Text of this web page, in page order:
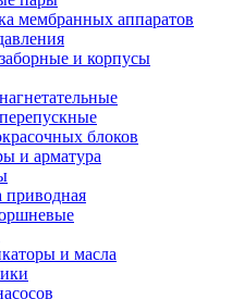
мембранных аппаратов
и корпусы
блоков
и арматура
и масла